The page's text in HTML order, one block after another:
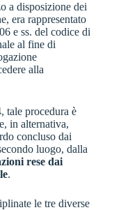
a disposizione dei
era rappresentato
e ss. del codice di
al fine di
alla
tale procedura è
in alternativa,
concluso dai
luogo, dalla
rese dai
.
le tre diverse